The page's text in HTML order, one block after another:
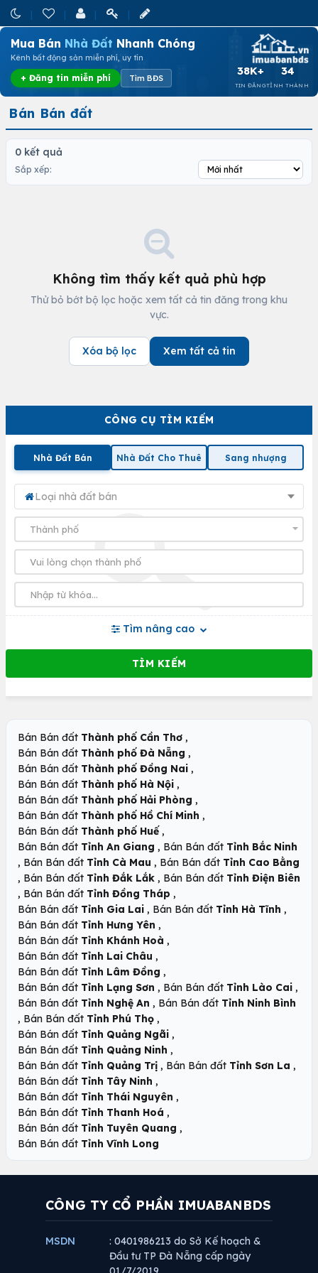
Mua Bán Nhà Đất Nhanh Chóng
Kênh bất động sản miễn phí, uy tín
+ Đăng tin miễn phí Tìm BĐS
38K+
TIN ĐĂNG
34
TỈNH THÀNH
CÔNG CỤ TÌM KIẾM
Nhà Đất Bán Nhà Đất Cho Thuê Sang nhượng
Loại nhà đất bán
Tìm nâng cao
Bán Bán đất
0 kết quả
Sắp xếp:
Không tìm thấy kết quả phù hợp
Thử bỏ bớt bộ lọc hoặc xem tất cả tin đăng trong khu
vực.
Xóa bộ lọc Xem tất cả tin
Bán Bán đất Thành phố Cần Thơ ,
Bán Bán đất Thành phố Đà Nẵng ,
Bán Bán đất Thành phố Đồng Nai ,
Bán Bán đất Thành phố Hà Nội ,
Bán Bán đất Thành phố Hải Phòng ,
Bán Bán đất Thành phố Hồ Chí Minh ,
Bán Bán đất Thành phố Huế ,
Bán Bán đất Tỉnh An Giang , Bán Bán đất Tỉnh Bắc Ninh
, Bán Bán đất Tỉnh Cà Mau , Bán Bán đất Tỉnh Cao Bằng
, Bán Bán đất Tỉnh Đắk Lắk , Bán Bán đất Tỉnh Điện Biên
, Bán Bán đất Tỉnh Đồng Tháp ,
Bán Bán đất Tỉnh Gia Lai , Bán Bán đất Tỉnh Hà Tĩnh ,
Bán Bán đất Tỉnh Hưng Yên ,
Bán Bán đất Tỉnh Khánh Hoà ,
Bán Bán đất Tỉnh Lai Châu ,
Bán Bán đất Tỉnh Lâm Đồng ,
Bán Bán đất Tỉnh Lạng Sơn , Bán Bán đất Tỉnh Lào Cai ,
Bán Bán đất Tỉnh Nghệ An , Bán Bán đất Tỉnh Ninh Bình
, Bán Bán đất Tỉnh Phú Thọ ,
Bán Bán đất Tỉnh Quảng Ngãi ,
Bán Bán đất Tỉnh Quảng Ninh ,
Bán Bán đất Tỉnh Quảng Trị , Bán Bán đất Tỉnh Sơn La ,
Bán Bán đất Tỉnh Tây Ninh ,
Bán Bán đất Tỉnh Thái Nguyên ,
Bán Bán đất Tỉnh Thanh Hoá ,
Bán Bán đất Tỉnh Tuyên Quang ,
Bán Bán đất Tỉnh Vĩnh Long
CÔNG TY CỔ PHẦN IMUABANBDS
MSDN
: 0401986213 do Sở Kế hoạch &
Đầu tư TP Đà Nẵng cấp ngày